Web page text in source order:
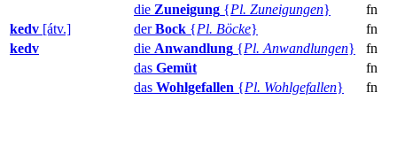
die Zuneigung {Pl. Zuneigungen}
fn
kedv [átv.] derBock {Pl. Böcke}
fn
kedv
die Anwandlung {Pl. Anwandlungen}
fn
das Gemüt
fn
das Wohlgefallen {Pl. Wohlgefallen} fn